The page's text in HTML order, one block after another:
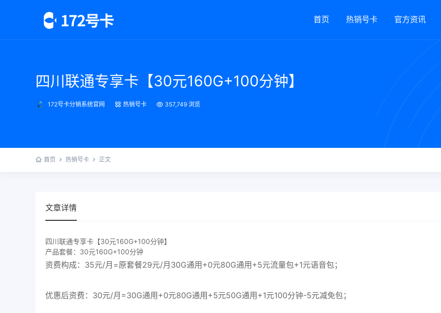
首页 热销号卡 官方资讯
四川联通专享卡【30元160G+100分钟】
172号卡分销系统官网 热销号卡 357,749 浏览
首页 热销号卡 正文
文章详情
四川联通专享卡【30元160G+100分钟】
产品套餐：30元160G+100分钟
资费构成：35元/月=原套餐29元/月30G通用+0元80G通用+5元流量包+1元语音包；
优惠后资费：30元/月=30G通用+0元80G通用+5元50G通用+1元100分钟-5元减免包；